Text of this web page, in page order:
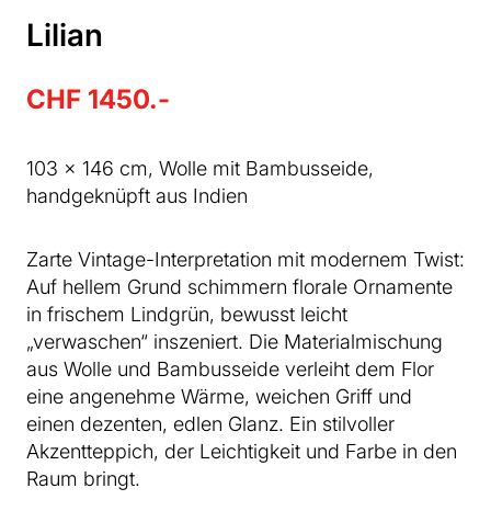
Lilian
CHF 1450.-
103 x 146 cm, Wolle mit Bambusseide,
handgeknüpft aus Indien
Zarte Vintage-Interpretation mit modernem Twist:
Auf hellem Grund schimmern florale Ornamente
in frischem Lindgrün, bewusst leicht
„verwaschen“ inszeniert. Die Materialmischung
aus Wolle und Bambusseide verleiht dem Flor
eine angenehme Wärme, weichen Griff und
einen dezenten, edlen Glanz. Ein stilvoller
Akzentteppich, der Leichtigkeit und Farbe in den
Raum bringt.